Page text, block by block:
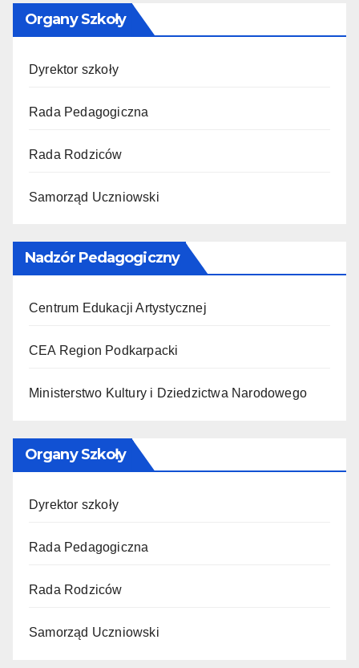
Organy Szkoły
Dyrektor szkoły
Rada Pedagogiczna
Rada Rodziców
Samorząd Uczniowski
Nadzór Pedagogiczny
Centrum Edukacji Artystycznej
CEA Region Podkarpacki
Ministerstwo Kultury i Dziedzictwa Narodowego
Organy Szkoły
Dyrektor szkoły
Rada Pedagogiczna
Rada Rodziców
Samorząd Uczniowski